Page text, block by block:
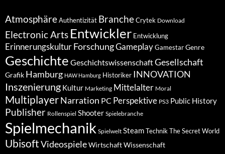
Atmosphäre Authentizität Branche Crytek Download
Electronic Arts Entwickler Entwicklung
Erinnerungskultur ForschungGameplay Gamestar Genre
Geschichte GeschichtswissenschaftGesellschaft
Grafik Hamburg HAW Hamburg Historiker INNOVATION
Inszenierung Kultur Marketing Mittelalter Moral
MultiplayerNarration PC Perspektive PS3 Public History
Publisher Rollenspiel Shooter Spielebranche
Spielmechanik Spielwelt Steam Technik The Secret World
UbisoftVideospieleWirtschaftWissenschaft